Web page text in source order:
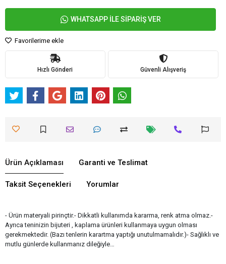
WHATSAPP İLE SİPARİŞ VER
Favorilerime ekle
Hızlı Gönderi Güvenli Alışveriş
Ürün Açıklaması Garanti ve Teslimat
Taksit Seçenekleri Yorumlar
- Ürün materyali pirinçtir.- Dikkatli kullanımda kararma, renk atma olmaz.-
Ayrıca teninizin bijuteri , kaplama ürünleri kullanmaya uygun olması
gerekmektedir. (Bazı tenlerin karartma yaptığı unutulmamalıdır.)- Sağlıklı ve
mutlu günlerde kullanmanız dileğiyle…